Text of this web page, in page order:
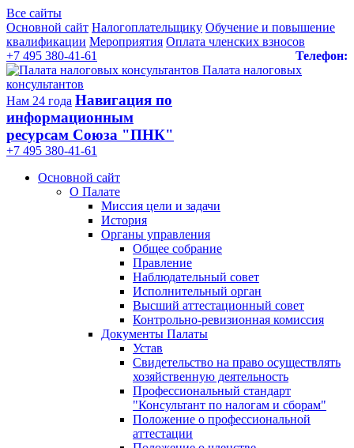
Все сайты
Основной сайт Налогоплательщику Обучение и повышение
квалификации Мероприятия Оплата членских взносов
Телефон:
+7 495 380-41-61
Палата налоговых
консультантов
Нам 24 года Навигация по
информационным
ресурсам Союза "ПНК"
+7 495 380‑41‑61
Основной сайт
О Палате
Миссия цели и задачи
История
Органы управления
Общее собрание
Правление
Наблюдательный совет
Исполнительный орган
Высший аттестационный совет
Контрольно-ревизионная комиссия
Документы Палаты
Устав
Свидетельство на право осуществлять
хозяйственную деятельность
Профессиональный стандарт
"Консультант по налогам и сборам"
Положение о профессиональной
аттестации